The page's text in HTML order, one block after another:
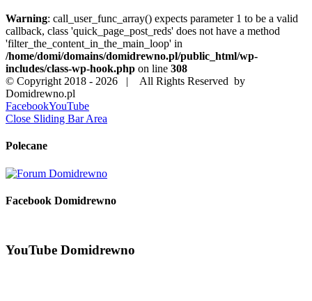
Warning: call_user_func_array() expects parameter 1 to be a valid
callback, class 'quick_page_post_reds' does not have a method
'filter_the_content_in_the_main_loop' in
/home/domi/domains/domidrewno.pl/public_html/wp-
includes/class-wp-hook.php on line 308
© Copyright 2018 - 2026 | All Rights Reserved by
Domidrewno.pl
FacebookYouTube
Close Sliding Bar Area
Polecane
Facebook Domidrewno
YouTube Domidrewno